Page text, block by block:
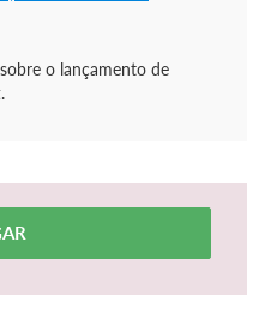
o lançamento de